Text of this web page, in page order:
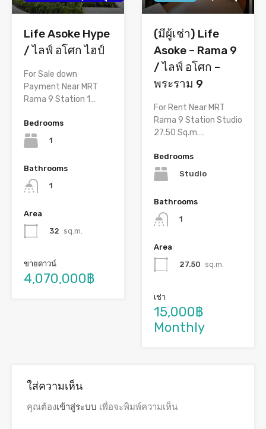
Life Asoke Hype
/ ไลฟ์ อโศก ไฮป์
For Sale down
Payment Near MRT
Rama 9 Station 1…
Bedrooms
1
Bathrooms
1
Area
32 sq.m.
ขายดาวน์
4,070,000฿
(มีผู้เช่า) Life
Asoke – Rama 9
/ ไลฟ์ อโศก –
พระราม 9
For Rent Near MRT
Rama 9 Station Studio
27.50 Sq.m.…
Bedrooms
Studio
Bathrooms
1
Area
27.50 sq.m.
เช่า
15,000฿
Monthly
ใส่ความเห็น
คุณต้องเข้าสู่ระบบ เพื่อจะพิมพ์ความเห็น